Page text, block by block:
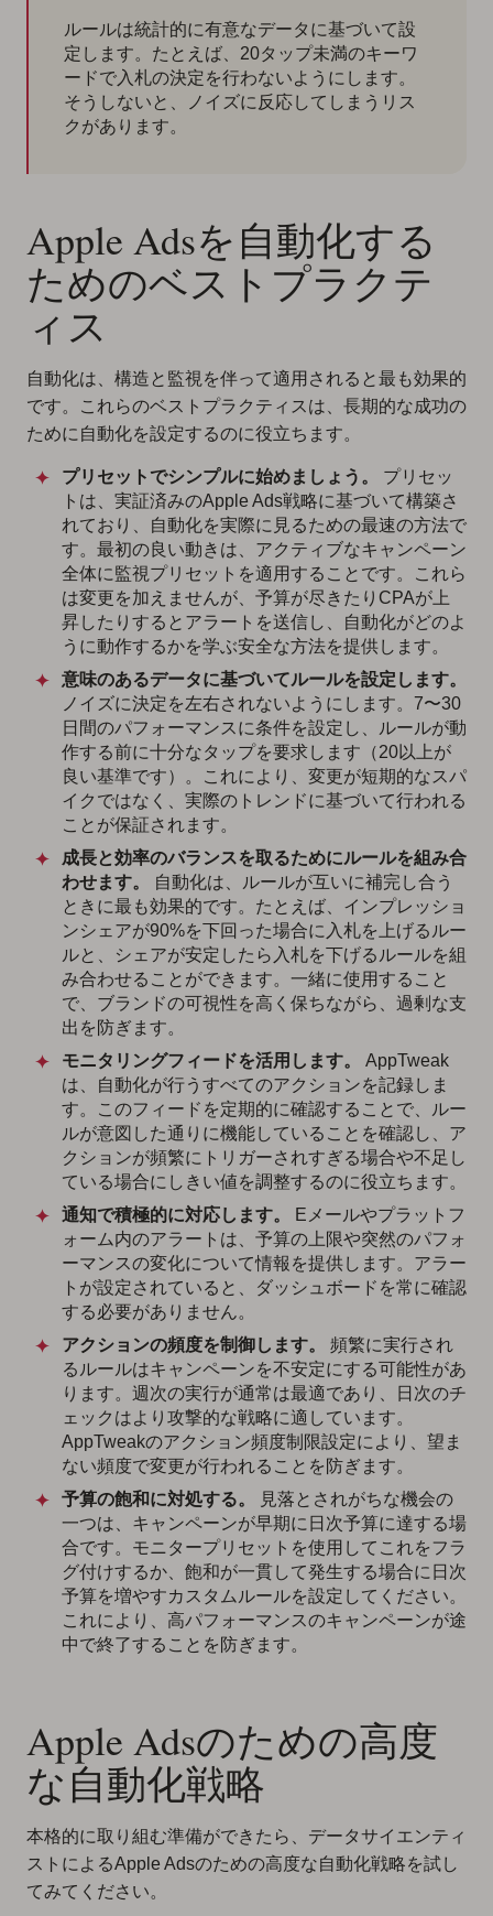
ルールは統計的に有意なデータに基づいて設
定します。たとえば、20タップ未満のキーワ
ードで入札の決定を行わないようにします。
そうしないと、ノイズに反応してしまうリス
クがあります。
Apple Adsを自動化する
ためのベストプラクテ
ィス
自動化は、構造と監視を伴って適用されると最も効果的
です。これらのベストプラクティスは、長期的な成功の
ために自動化を設定するのに役立ちます。
プリセットでシンプルに始めましょう。
プリセッ
トは、実証済みのApple Ads戦略に基づいて構築さ
れており、自動化を実際に見るための最速の方法で
す。最初の良い動きは、アクティブなキャンペーン
全体に監視プリセットを適用することです。これら
は変更を加えませんが、予算が尽きたりCPAが上
昇したりするとアラートを送信し、自動化がどのよ
うに動作するかを学ぶ安全な方法を提供します。
意味のあるデータに基づいてルールを設定します。
ノイズに決定を左右されないようにします。7〜30
日間のパフォーマンスに条件を設定し、ルールが動
作する前に十分なタップを要求します（20以上が
良い基準です）。これにより、変更が短期的なスパ
イクではなく、実際のトレンドに基づいて行われる
ことが保証されます。
成長と効率のバランスを取るためにルールを組み合
わせます。
自動化は、ルールが互いに補完し合う
ときに最も効果的です。たとえば、インプレッショ
ンシェアが90%を下回った場合に入札を上げるルー
ルと、シェアが安定したら入札を下げるルールを組
み合わせることができます。一緒に使用すること
で、ブランドの可視性を高く保ちながら、過剰な支
出を防ぎます。
モニタリングフィードを活用します。
AppTweak
は、自動化が行うすべてのアクションを記録しま
す。このフィードを定期的に確認することで、ルー
ルが意図した通りに機能していることを確認し、ア
クションが頻繁にトリガーされすぎる場合や不足し
ている場合にしきい値を調整するのに役立ちます。
通知で積極的に対応します。
Eメールやプラットフ
ォーム内のアラートは、予算の上限や突然のパフォ
ーマンスの変化について情報を提供します。アラー
トが設定されていると、ダッシュボードを常に確認
する必要がありません。
アクションの頻度を制御します。
頻繁に実行され
るルールはキャンペーンを不安定にする可能性があ
ります。週次の実行が通常は最適であり、日次のチ
ェックはより攻撃的な戦略に適しています。
AppTweakのアクション頻度制限設定により、望ま
ない頻度で変更が行われることを防ぎます。
予算の飽和に対処する。
見落とされがちな機会の
一つは、キャンペーンが早期に日次予算に達する場
合です。モニタープリセットを使用してこれをフラ
グ付けするか、飽和が一貫して発生する場合に日次
予算を増やすカスタムルールを設定してください。
これにより、高パフォーマンスのキャンペーンが途
中で終了することを防ぎます。
Apple Adsのための高度
な自動化戦略
本格的に取り組む準備ができたら、データサイエンティ
ストによるApple Adsのための高度な自動化戦略を試し
てみてください。